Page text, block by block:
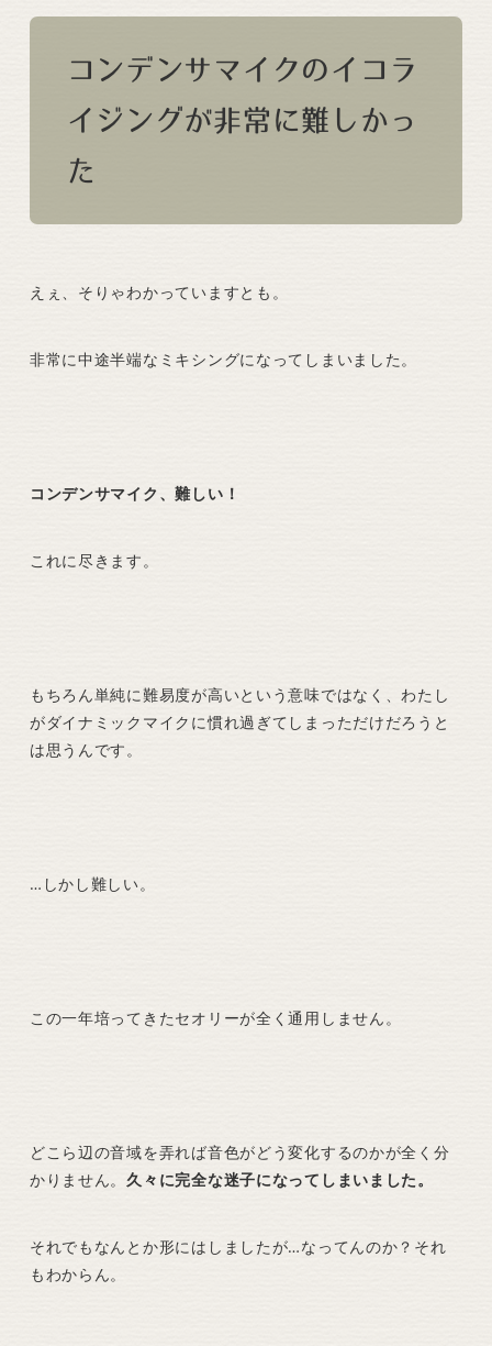
コンデンサマイクのイコラ
イジングが非常に難しかっ
た
えぇ、そりゃわかっていますとも。
非常に中途半端なミキシングになってしまいました。
コンデンサマイク、難しい！
これに尽きます。
もちろん単純に難易度が高いという意味ではなく、わたし
がダイナミックマイクに慣れ過ぎてしまっただけだろうと
は思うんです。
…しかし難しい。
この一年培ってきたセオリーが全く通用しません。
どこら辺の音域を弄れば音色がどう変化するのかが全く分
かりません。久々に完全な迷子になってしまいました。
それでもなんとか形にはしましたが…なってんのか？それ
もわからん。